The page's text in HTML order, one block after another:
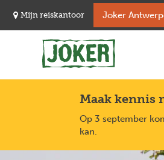
naar
Mijn reiskantoor
Maak kennis
Op 3 september
kan.